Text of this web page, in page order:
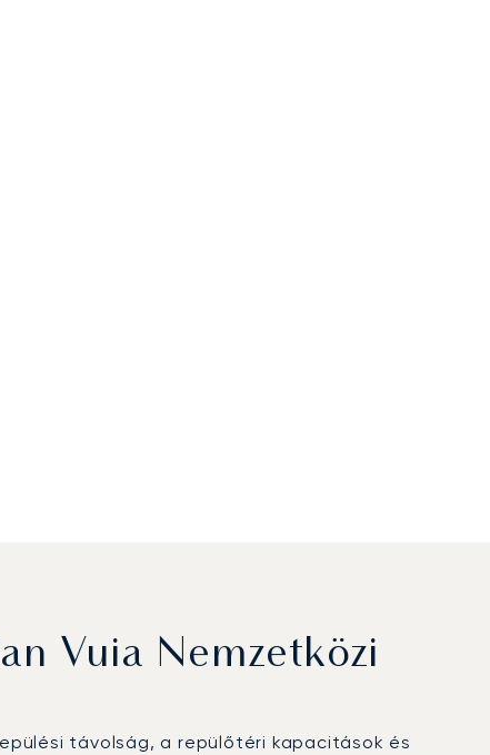
Vuia Nemzetközi
távolság, a repülőtéri kapacitások és